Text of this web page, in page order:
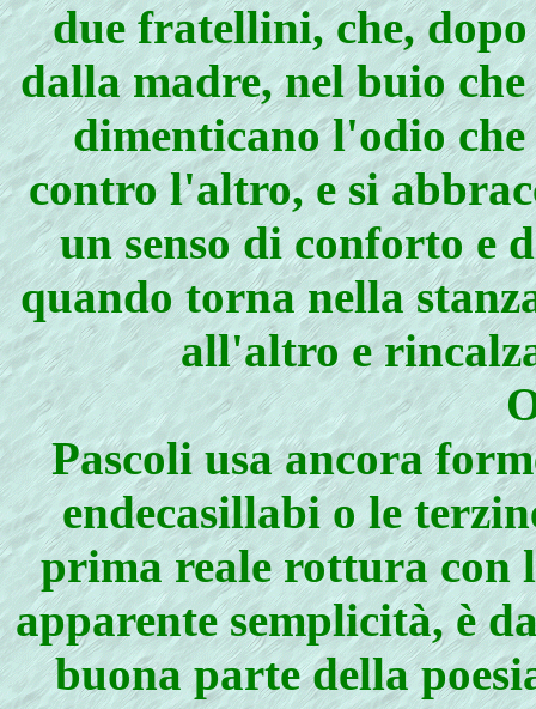
due fratellini, che,
dalla madre, nel buio
dimenticano l'odio
contro l'altro, e si
un senso di conforto e
quando torna nella
all'altro e
Pascoli usa ancora
endecasillabi o le
prima reale rottura con
apparente semplicità, è
buona parte della